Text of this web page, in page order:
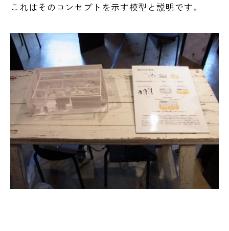
これはそのコンセプトを示す模型と説明です。